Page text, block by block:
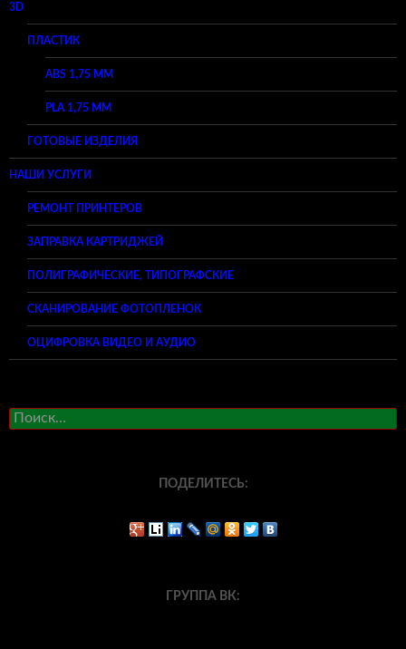
3D
ПЛАСТИК
ABS 1,75 ММ
PLA 1,75 ММ
ГОТОВЫЕ ИЗДЕЛИЯ
НАШИ УСЛУГИ
РЕМОНТ ПРИНТЕРОВ
ЗАПРАВКА КАРТРИДЖЕЙ
ПОЛИГРАФИЧЕСКИЕ, ТИПОГРАФСКИЕ
СКАНИРОВАНИЕ ФОТОПЛЕНОК
ОЦИФРОВКА ВИДЕО И АУДИО
Найти:
ПОДЕЛИТЕСЬ:
ГРУППА ВК: